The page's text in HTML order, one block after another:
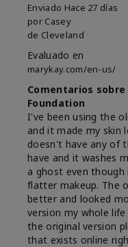
Enviado Hace 27 días
por Casey
de Cleveland
Evaluado en
marykay.com/en-us/
Comentarios
Foundation
I've been using the
and it made my skin
doesn't have any of
have and it washes
a ghost even
flatter makeup. The
better and looked
version my whole
the original version
that exists online